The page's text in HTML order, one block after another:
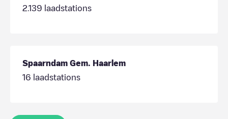
2.139 laadstations
Spaarndam Gem. Haarlem
16 laadstations